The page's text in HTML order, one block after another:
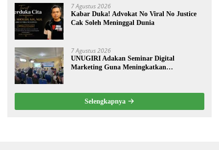
7 Agustus 2026
Kabar Duka! Advokat No Viral No Justice
Cak Soleh Meninggal Dunia
7 Agustus 2026
UNUGIRI Adakan Seminar Digital
Marketing Guna Meningkatkan
Selengkapnya